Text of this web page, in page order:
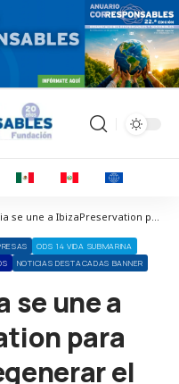
Corresponsables > Noticias > Hoss Intropia se une a IbizaPreservation para conservar y regenerar el mar Mediterráneo
ODS 14 VIDA SUBMARINA
NOTICIAS DESTACADAS BANNER
se une a
para
el